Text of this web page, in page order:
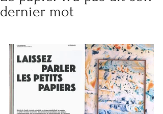
dernier mot